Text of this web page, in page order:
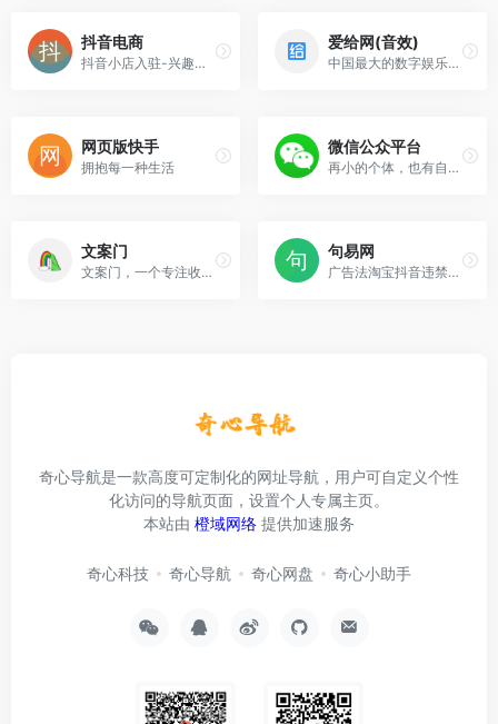
抖音电商
抖音小店入驻-兴趣电商直播带货平台
爱给网(音效)
中国最大的数字娱乐免费素材下载网站,免费提供免费的音效配乐|3D模型|视频|游戏素材资源下载。
网页版快手
拥抱每一种生活
微信公众平台
再小的个体，也有自己的品牌！
文案门
文案门，一个专注收录情感文案的网站，在我的文字里，总有你的故事。闹文案荒了，就来「文案门」找灵感吧！
句易网
广告法淘宝抖音违禁词敏感词在线查询
奇心导航是一款高度可定制化的网址导航，用户可自定义个性
化访问的导航页面，设置个人专属主页。
本站由 橙域网络 提供加速服务
奇心科技 奇心导航 奇心网盘 奇心小助手